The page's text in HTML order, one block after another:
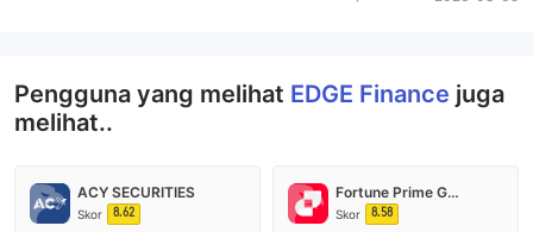
Pengguna yang melihat EDGE Finance juga
melihat..
ACY SECURITIES
Skor 8.62
Fortune Prime Global
Skor 8.58